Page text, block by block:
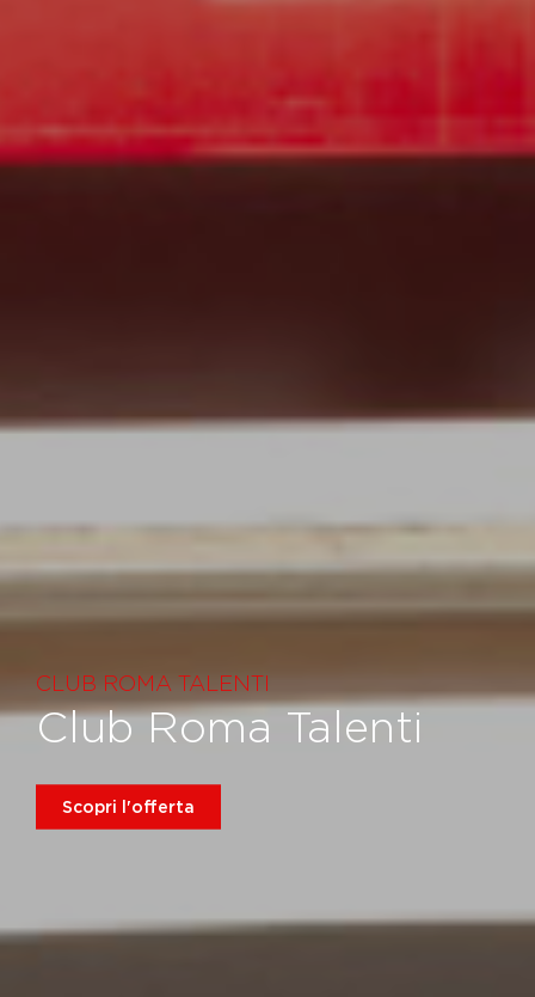
CLUB ROMA TALENTI
Club Roma Talenti
Scopri l'offerta